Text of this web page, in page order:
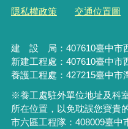
隱私權政策 交通位置圖
建 設 局： 407610臺中市
新建工程處：407610臺中市
養護工程處：427215臺中市
※養工處駐外單位地址及科
所在位置，以免耽誤您寶貴
市六區工程隊：408009臺中